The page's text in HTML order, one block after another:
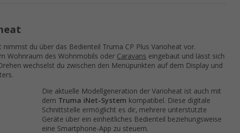
du über das Bedienteil Truma CP Plus Varioheat vor.
Wohnraum des Wohnmobils oder Caravans eingebaut und lässt sich
wechselst du zwischen den Menüpunkten auf dem Display und
Die aktuelle Modellgeneration der Varioheat ist auch mit
dem Truma iNet-System kompatibel. Diese digitale
Schnittstelle ermöglicht es dir, mehrere unterstützte
Geräte über ein einheitliches Bedienteil beziehungsweise
eine Smartphone-App zu steuern.